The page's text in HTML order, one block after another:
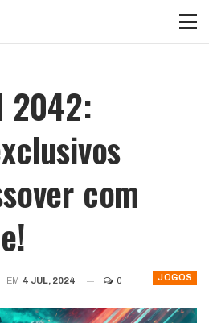
2042:
com
JOGOS
EM 4 JUL, 2024 0